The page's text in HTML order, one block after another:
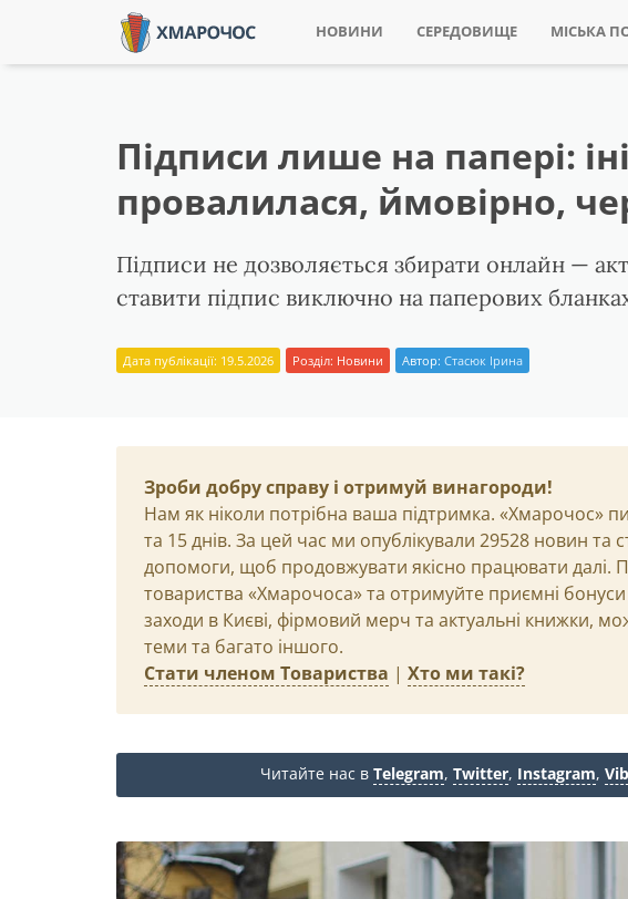
НОВИНИ СЕРЕДОВИЩЕ МІСЬКА
Підписи лише на папері:
провалилася, ймовірно,
Підписи не дозволяється збирати онлайн —
ставити підпис виключно на паперових
Дата публікації: 19.5.2026 Розділ: Новини Автор: Стасюк Ірина
Зроби добру справу і отримуй винагороди!
Нам як ніколи потрібна ваша підтримка. «Хмарочос»
та 15 днів. За цей час ми опублікували 29528 новин
допомоги, щоб продовжувати якісно працювати далі.
товариства «Хмарочоса» та отримуйте приємні бонуси
заходи в Києві, фірмовий мерч та актуальні книжки,
теми та багато іншого.
Стати членом Товариства | Хто ми такі?
Читайте нас в Telegram, Twitter, Instagram,